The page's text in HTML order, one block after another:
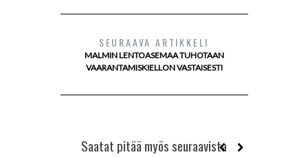
SEURAAVA ARTIKKELI
MALMIN LENTOASEMAA TUHOTAAN
VAARANTAMISKIELLON VASTAISESTI
Saatat pitää myös seuraavista